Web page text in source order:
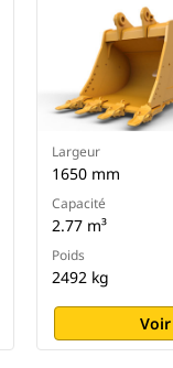
Largeur
1650 mm
Capacité
2.77 m³
Poids
2492 kg